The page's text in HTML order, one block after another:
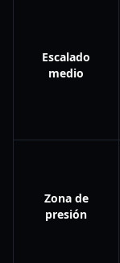
Escalado
medio
Zona de
presión